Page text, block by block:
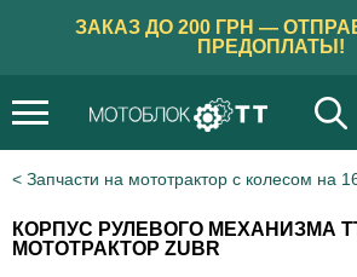
ЗАКАЗ ДО 200 ГРН —
ПРЕДОПЛАТЫ!
Запчасти на мототрактор с колесом на
КОРПУС РУЛЕВОГО МЕХАНИЗМА TT
МОТОТРАКТОР ZUBR
ТАК